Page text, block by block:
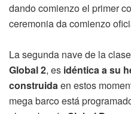
dando comienzo el primer
ceremonia da comienzo
La segunda nave de la
Global 2, es idéntica a su
construidaen estos
mega barco está